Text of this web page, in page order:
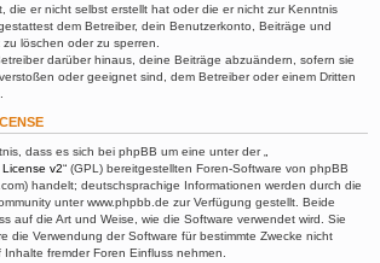
die er nicht selbst erstellt hat oder die er nicht zur Kenntnis
dem Betreiber, dein Benutzerkonto, Beiträge und
löschen oder zu sperren.
darüber hinaus, deine Beiträge abzuändern, sofern sie
oder geeignet sind, dem Betreiber oder einem Dritten
dass es sich bei phpBB um eine unter der „
v2“ (GPL) bereitgestellten Foren-Software von phpBB
handelt; deutschsprachige Informationen werden durch die
unter www.phpbb.de zur Verfügung gestellt. Beide
auf die Art und Weise, wie die Software verwendet wird. Sie
die Verwendung der Software für bestimmte Zwecke nicht
fremder Foren Einfluss nehmen.